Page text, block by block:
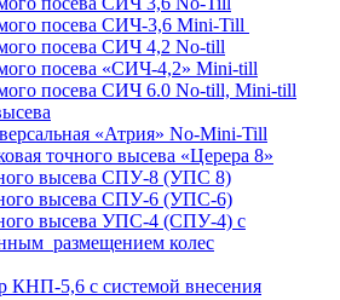
посева СИЧ-3,6 Mini-Till
посева СИЧ 4,2 No-till
посева «СИЧ-4,2» Mini-till
посева СИЧ 6.0 No-till, Mini-till
«Атрия» No-Mini-Till
точного высева «Церера 8»
высева СПУ-8 (УПС 8)
высева СПУ-6 (УПС-6)
высева УПС-4 (СПУ-4) с
размещением колес
КНП-5,6 с системой внесения